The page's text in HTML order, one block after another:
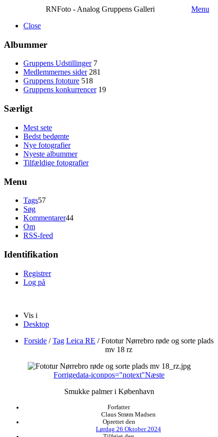
RNFoto - Analog Gruppens Galleri
Menu
Close
Albummer
Gruppens Udstillinger 7
Medlemmernes sider 281
Gruppens fototure 518
Gruppens konkurrencer 19
Særligt
Mest sete
Bedst bedømte
Nye fotografier
Nyeste albummer
Tilfældige fotografier
Menu
Tags57
Søg
Kommentarer44
Om
RSS-feed
Identifikation
Registrer
Log på
Vis i
Desktop
Forside /Tag Leica RE /Fototur Nørrebro røde og sorte plads
mv 18 rz
Forrigedata-iconpos="notext"Næste
Smukke palmer i København
Forfatter
Claus Strøm Madsen
Oprettet den
Lørdag 26 Oktober 2024